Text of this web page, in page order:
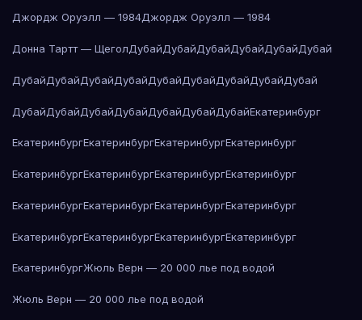
Джордж Оруэлл — 1984Джордж Оруэлл — 1984
Донна Тартт — ЩеголДубайДубайДубайДубайДубайДубай
ДубайДубайДубайДубайДубайДубайДубайДубайДубай
ДубайДубайДубайДубайДубайДубайДубайЕкатеринбург
ЕкатеринбургЕкатеринбургЕкатеринбургЕкатеринбург
ЕкатеринбургЕкатеринбургЕкатеринбургЕкатеринбург
ЕкатеринбургЕкатеринбургЕкатеринбургЕкатеринбург
ЕкатеринбургЕкатеринбургЕкатеринбургЕкатеринбург
ЕкатеринбургЖюль Верн — 20 000 лье под водой
Жюль Верн — 20 000 лье под водой